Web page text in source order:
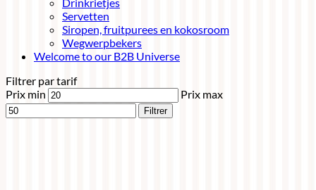
Servetten
Siropen, fruitpurees en kokosroom
Wegwerpbekers
Welcome to our B2B Universe
Filtrer par tarif
Prix min
Prix max
Filtrer